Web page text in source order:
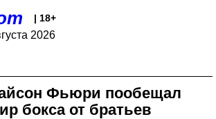
| 18+
2026
Фьюри пообещал
бокса от братьев